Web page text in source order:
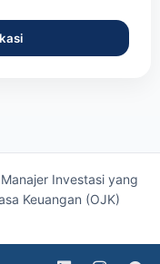
Investasi yang
Keuangan (OJK)